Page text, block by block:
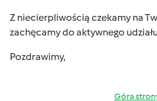
Z niecierpliwością czekamy na
zachęcamy do aktywnego
Pozdrawimy,
Góra